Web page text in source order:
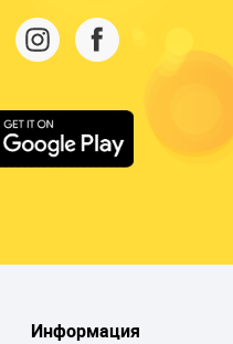
Информация